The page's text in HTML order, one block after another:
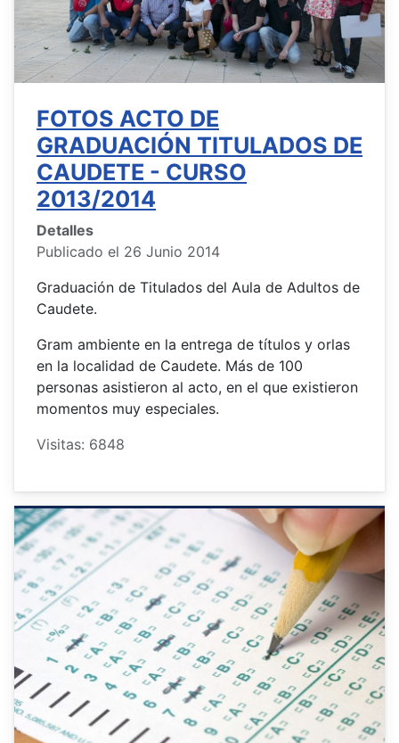
FOTOS ACTO DE
GRADUACIÓN TITULADOS DE
CAUDETE - CURSO
2013/2014
Detalles
Publicado el 26 Junio 2014
Graduación de Titulados del Aula de Adultos de
Caudete.
Gram ambiente en la entrega de títulos y orlas
en la localidad de Caudete. Más de 100
personas asistieron al acto, en el que existieron
momentos muy especiales.
Visitas: 6848